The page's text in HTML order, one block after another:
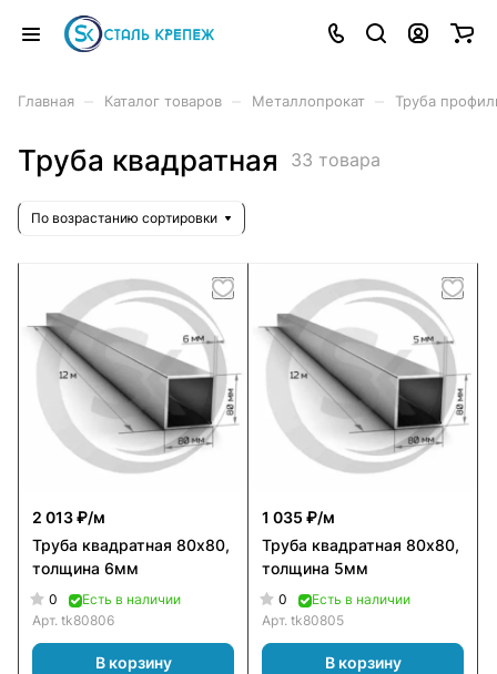
Главная Каталог товаров Металлопрокат Труба
Труба квадратная 33 товара
По возрастанию сортировки
2 013 ₽/м
Труба квадратная 80х80,
толщина 6мм
0
Есть в наличии
Арт. tk80806
В корзину
1 035 ₽/м
Труба квадратная 80х80,
толщина 5мм
0
Есть в наличии
Арт. tk80805
В корзину